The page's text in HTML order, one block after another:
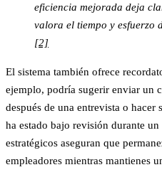
eficiencia mejorada deja
valora el tiempo y esfuerzo
[2]
El sistema también ofrece
ejemplo, podría sugerir enviar un
después de una entrevista o
ha estado bajo revisión durante
estratégicos aseguran que
empleadores mientras mantienes